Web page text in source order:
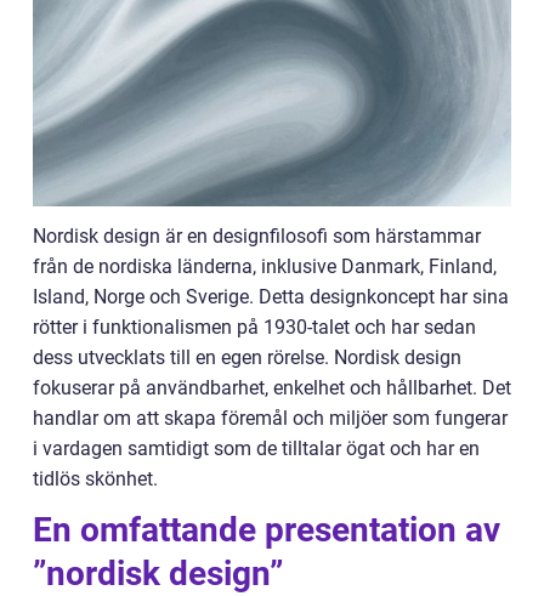
Nordisk design är en designfilosofi som härstammar
från de nordiska länderna, inklusive Danmark, Finland,
Island, Norge och Sverige. Detta designkoncept har sina
rötter i funktionalismen på 1930-talet och har sedan
dess utvecklats till en egen rörelse. Nordisk design
fokuserar på användbarhet, enkelhet och hållbarhet. Det
handlar om att skapa föremål och miljöer som fungerar
i vardagen samtidigt som de tilltalar ögat och har en
tidlös skönhet.
En omfattande presentation av
”nordisk design”